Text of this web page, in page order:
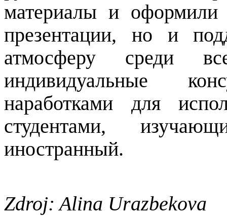
материалы и
презентации, но и
атмосферу среди
индивидуальные
наработками для
студентами,
иностранный.
Zdroj: Alina Urazbekova